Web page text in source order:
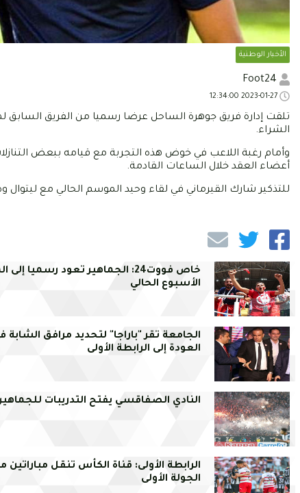
الأخبار الوطنية
تلقت إدارة فريق جوهرة الساحل عرضا رسميا من الفريق السابق
الشراء.
وأمام رغبة اللاعب في خوض هذه التجربة مع قيامه ببعض
أعضاء العقد خلال الساعات القادمة.
للتذكير شارك القيرماني في لقاء وحيد الموسم الحالي مع ليتوال
خاص فووت24: الجماهير تعود رسميا
الأسبوع الحالي
الجامعة تقر "باراجا" لتحديد مرافق
العودة إلى الرابطة الأولى
النادي الصفاقسي يفتح التدريبات
الرابطة الأولى: قناة الكأس تنقل مباراتين
الجولة الأولى